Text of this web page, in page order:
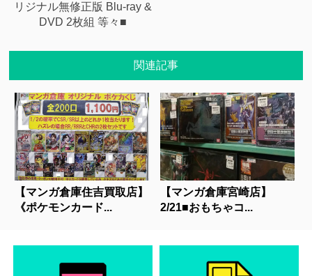
リジナル無修正版 Blu-ray &
DVD 2枚組 等々■
関連記事
【マンガ倉庫住吉買取店】
《ポケモンカード...
【マンガ倉庫宮崎店】
2/21■おもちゃコ...